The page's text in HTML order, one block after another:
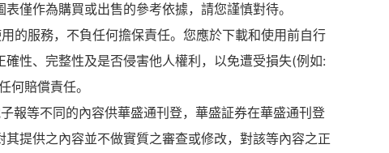
僅作為購買或出售的參考依據，請您謹慎對待。
的服務，不負任何擔保責任。您應於下載和使用前自行
性、完整性及是否侵害他人權利，以免遭受損失(例如:
何賠償責任。
報等不同的內容供華盛通刊登，華盛証券在華盛通刊登
提供之內容並不做實質之審查或修改，對該等內容之正